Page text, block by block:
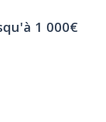
1 000€